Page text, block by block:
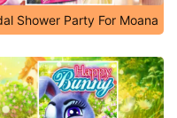
Shower Party For Moana